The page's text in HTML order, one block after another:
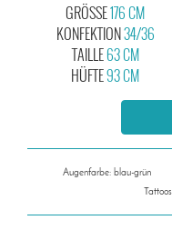
GRÖSSE176 CM
KONFEKTION34/36
TAILLE63 CM
HÜFTE93 CM
Augenfarbe: blau-grün